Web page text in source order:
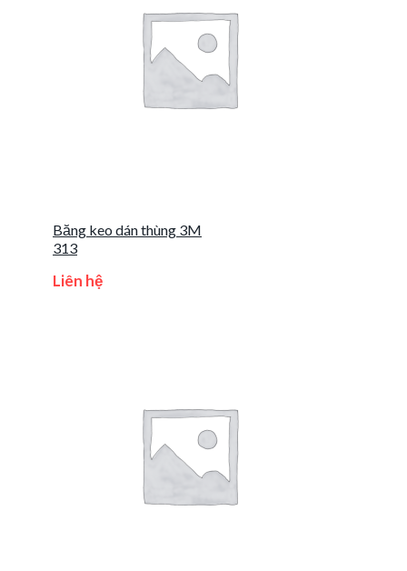
Băng keo dán thùng 3M
313
Liên hệ